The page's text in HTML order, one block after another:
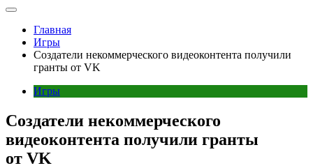
Главная
Игры
Создатели некоммерческого видеоконтента получили
гранты от VK
Игры
Создатели некоммерческого
видеоконтента получили гранты
от VK